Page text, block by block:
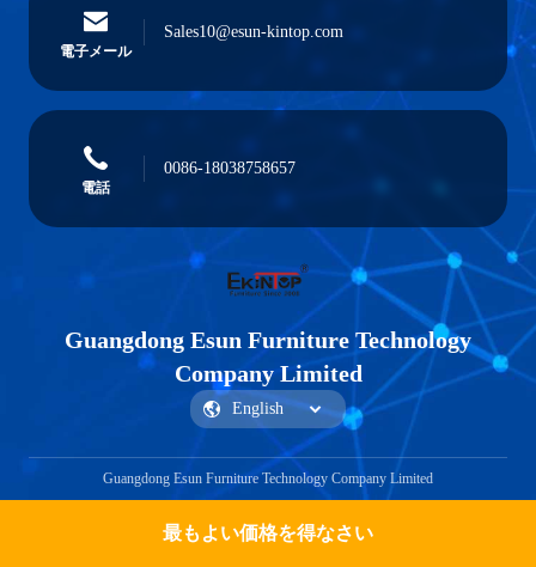
最もよい価格を得なさい
電子メール
Sales10@esun-kintop.com
電話
0086-18038758657
Guangdong Esun Furniture Technology
Company Limited
Guangdong Esun Furniture Technology Company Limited
見積もりを取得